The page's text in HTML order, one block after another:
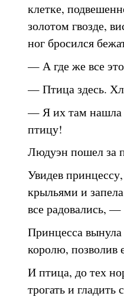
клетке,
золотом гвозде,
ног бросился
— А где же все
— Птица здесь.
— Я их там нашла
птицу!
Людуэн пошел за
Увидев
крыльями и
все радовались, —
Принцесса вынула
королю, позволив
И птица, до тех
трогать и